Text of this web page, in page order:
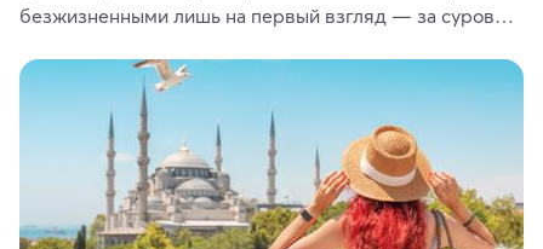
безжизненными лишь на первый взгляд — за суровой
животные и маршруты, которые дарят одни из самых
ярких впечатлений от путешествий.